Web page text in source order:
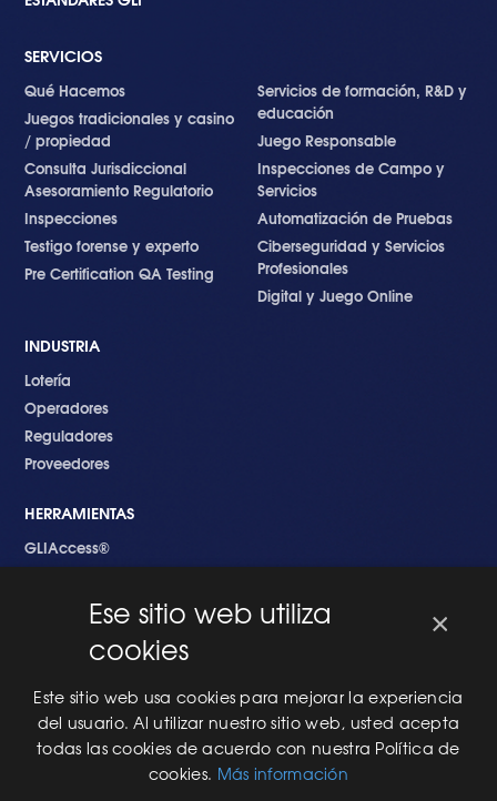
SERVICIOS
Qué Hacemos
Juegos tradicionales y casino
/ propiedad
Consulta Jurisdiccional
Asesoramiento Regulatorio
Inspecciones
Testigo forense y experto
Pre Certification QA Testing
Servicios de formación, R&D y
educación
Juego Responsable
Inspecciones de Campo y
Servicios
Automatización de Pruebas
Ciberseguridad y Servicios
Profesionales
Digital y Juego Online
INDUSTRIA
Lotería
Operadores
Reguladores
Proveedores
HERRAMIENTAS
GLIAccess®
EMPEZANDO
Nuevo en GLI
Nuevo Software
Una Nueva Máquina
Modificaciones al Software
Modificaciones al Hardware
×
Ese sitio web utiliza
cookies
Este sitio web usa cookies para mejorar la experiencia
del usuario. Al utilizar nuestro sitio web, usted acepta
todas las cookies de acuerdo con nuestra Política de
cookies. Más información